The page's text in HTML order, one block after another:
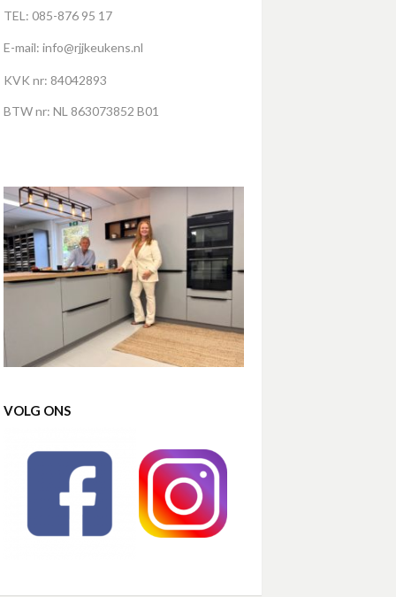
TEL: 085-876 95 17
E-mail: info@rjjkeukens.nl
KVK nr: 84042893
BTW nr: NL 863073852 B01
VOLG ONS